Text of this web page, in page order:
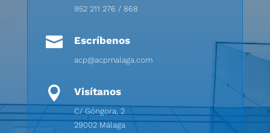
952 211 276 / 868
 Escríbenos
acp@acpmalaga.com
 Visítanos
C/ Góngora, 2
29002 Málaga